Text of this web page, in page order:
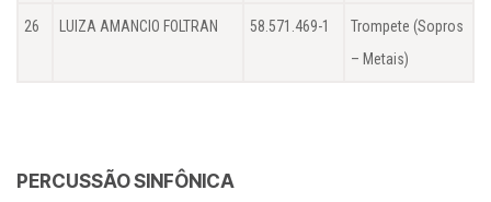
26 LUIZA AMANCIO FOLTRAN 58.571.469-1
Trompete (Sopros
– Metais)
PERCUSSÃO SINFÔNICA